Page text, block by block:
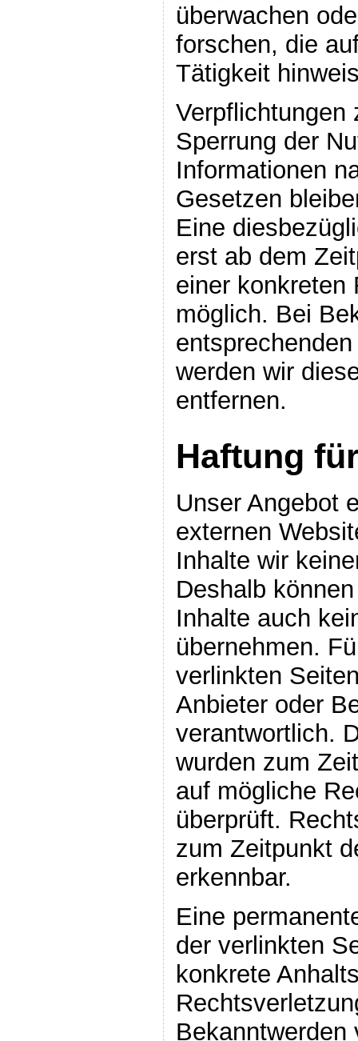
überwachen
forschen, die
Tätigkeit
Verpflichtungen
Sperrung der
Informationen
Gesetzen
Eine
erst ab dem
einer konkreten
möglich. Bei
werden wir
entfernen.
Haftung
Unser Angebot
externen
Inhalte wir
Deshalb
Inhalte auch
übernehmen.
verlinkten
Anbieter oder
verantwortlich.
wurden zum
auf mögliche
überprüft.
zum Zeitpunkt
erkennbar.
Eine
der verlinkten
konkrete
Bekanntwerden